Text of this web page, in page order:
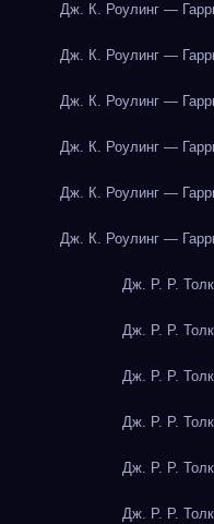
Дж. К. Роулинг —
Дж. К. Роулинг —
Дж. К. Роулинг —
Дж. К. Роулинг —
Дж. К. Роулинг —
Дж. К. Роулинг —
Дж. Р. Р.
Дж. Р. Р.
Дж. Р. Р.
Дж. Р. Р.
Дж. Р. Р.
Дж. Р. Р.